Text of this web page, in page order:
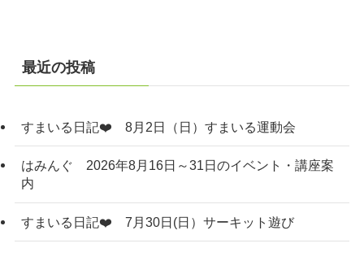
最近の投稿
すまいる日記❤️ 8月2日（日）すまいる運動会
はみんぐ 2026年8月16日～31日のイベント・講座案
内
すまいる日記❤️ 7月30日(日）サーキット遊び